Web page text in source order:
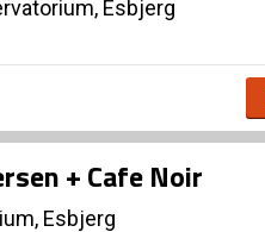
Esbjerg
+ Cafe Noir
Esbjerg